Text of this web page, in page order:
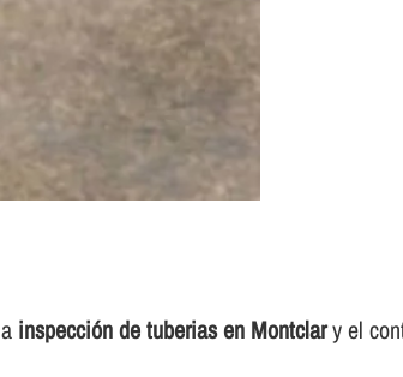
inspección de tuberias en Montclary el